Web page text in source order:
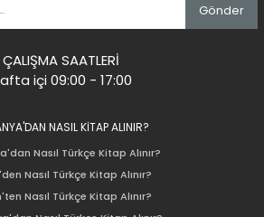
Gönder
ÇALIŞMA SAATLERİ
içi 09:00 - 17:00
NASIL KİTAP ALINIR?
Nasıl Türkçe Kitap Alınır?
Nasıl Türkçe Kitap Alınır?
Nasıl Türkçe Kitap Alınır?